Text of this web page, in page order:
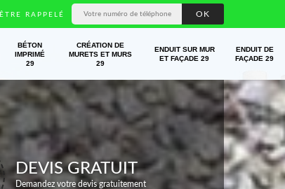
ÊTRE RAPPELÉ
BÉTON
IMPRIMÉ
29
CRÉATION DE
MURETS ET MURS
29
ENDUIT SUR MUR
ET FAÇADE 29
ENDUIT DE
FAÇADE 29
DEVIS GRATUIT
Demandez votre devis gratuitement